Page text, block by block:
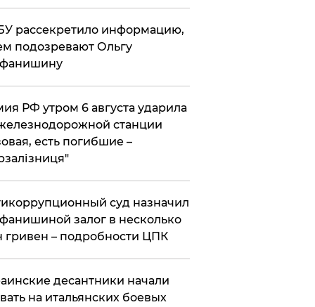
рассекретило информацию,
подозревают Ольгу
РФ утром 6 августа ударила
станции
есть погибшие –
суд назначил
залог в несколько
гривен – подробности ЦПК
десантники начали
на итальянских боевых